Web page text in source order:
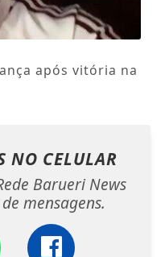
após vitória na
NO CELULAR
Barueri News
mensagens.